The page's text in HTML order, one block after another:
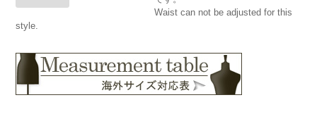
Waist can not be adjusted for this
style.